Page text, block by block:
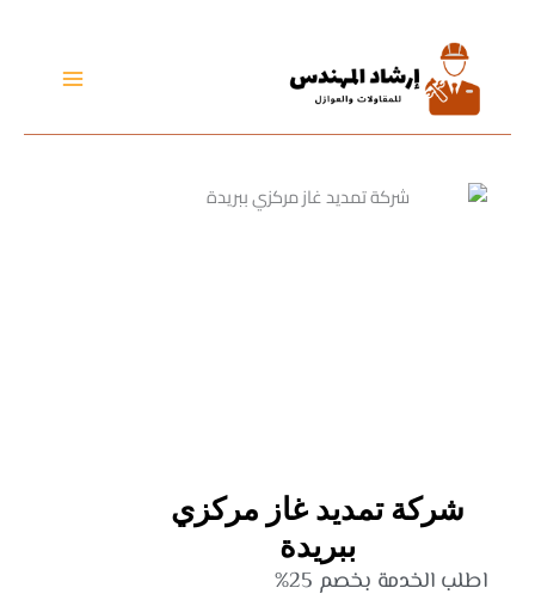
المحتوى
شركة تمديد غاز مركزي
ببريدة
اطلب الخدمة بخصم 25%